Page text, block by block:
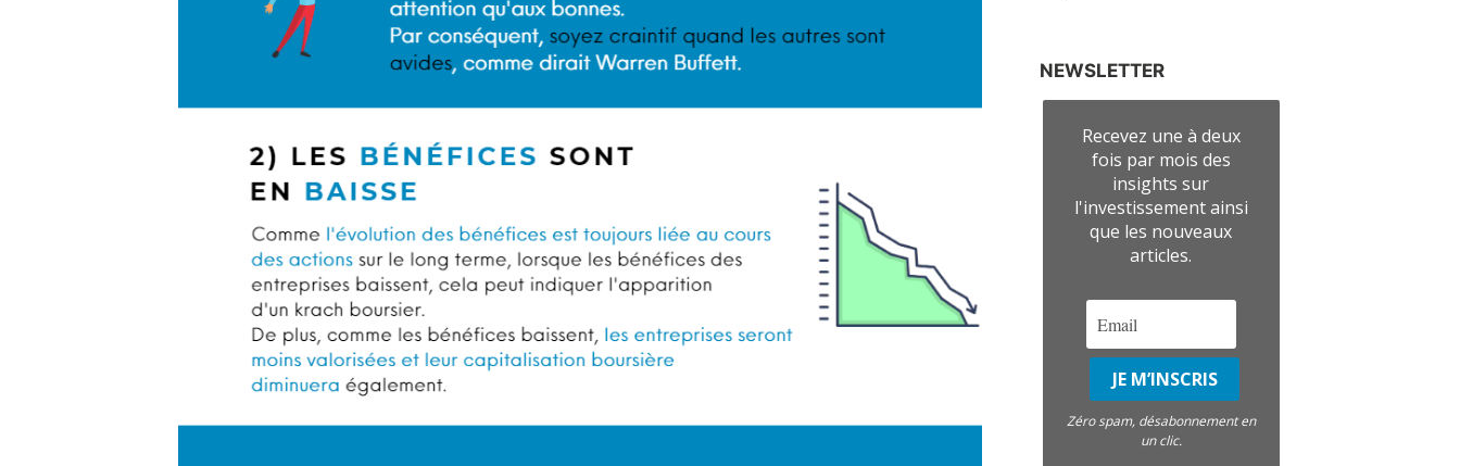
NEWSLETTER
Recevez une à deux
fois par mois des
insights sur
l'investissement ainsi
que les nouveaux
articles.
Zéro spam, désabonnement en
un clic.